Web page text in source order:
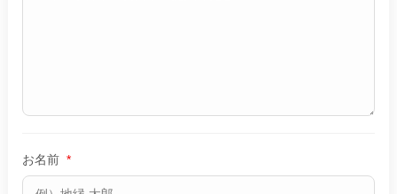
お名前 *